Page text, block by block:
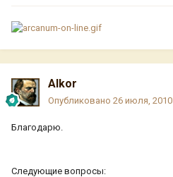
Alkor
Опубликовано 26 июля, 2010
Благодарю.
Следующие вопросы: